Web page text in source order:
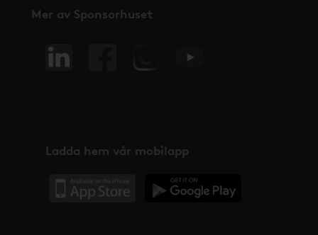
Mer av Sponsorhuset
Ladda hem vår mobilapp